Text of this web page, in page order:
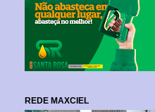
REDE MAXCIEL